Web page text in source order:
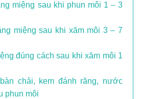
miệng sau khi phun môi 1 – 3
miệng sau khi xăm môi 3 – 7
đúng cách sau khi xăm môi 1
chải, kem đánh răng, nước
phun môi